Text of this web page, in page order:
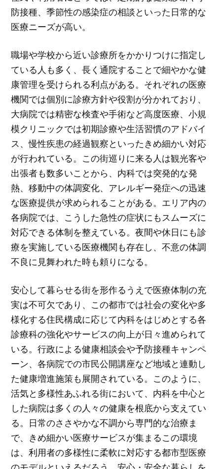
防接種、季節性の感染症の相談といった日常的な
医療ニーズが高い。
職場や学校から近い診療所をかかりつけに指定し
ている人も多く、長く通院することで細やかな健
康管理を受けられる利点がある。それぞれの医療
機関では個別に診療方針や役割が分かれており、
大病院では精密な検査や手術など高度医療、小規
模クリニックでは初期診療や生活習慣のアドバイ
ス、慢性疾患の経過観察といったきめ細かい対応
が行われている。この街巡りに来る人は観光客や
出張者も数多いことから、内科では突発的な発
熱、移動中の体調変化、アレルギー発症への迅速
な医療提供が求められることがある。エリア内の
各病院では、こうした急性の症状にもスムーズに
対応できる体制を整えている。夜間や休日にも診
療を実施している医療機関も存在し、不意の体調
不良に見舞われた時も頼りになる。
安心して暮らせる街を形作るうえで医療体制の充
実は不可欠であり、この都市では社会の変化や多
様化する住民構成に応じて内科をはじめとする各
診療科の強化やサービスの向上が日々進められて
いる。行政による健康相談会や予防接種キャンペ
ーン、各病院での市民公開講座など地域と連動し
た健康増進施策も展開されている。このように、
活気と多様性あふれる街において、内科を中心と
した病院は多くの人々の健康を根底から支えてい
る。日常のささやかな不調から専門的な治療ま
で、きめ細かい医療サービスが集まるこの環境
は、利用者の多様性に柔軟に対応する都市型医療